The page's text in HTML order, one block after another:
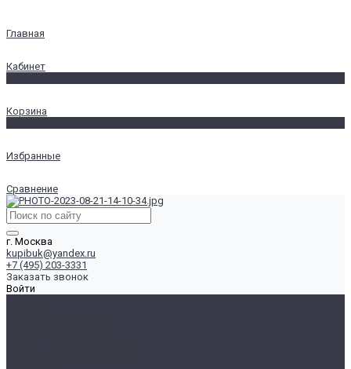
Главная
Кабинет
Корзина
Избранные
Сравнение
г. Москва
kupibuk@yandex.ru
+7 (495) 203-3331
Заказать звонок
Войти